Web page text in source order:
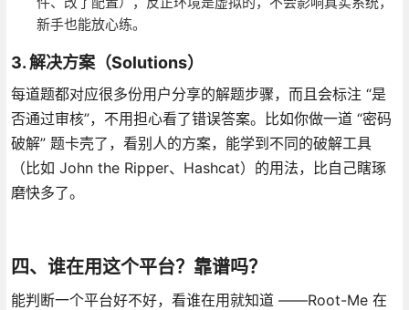
新手也能放心练。
3. 解决方案（Solutions）
每道题都对应很多份用户分享的解题步骤，而且会标注 “是
否通过审核”，不用担心看了错误答案。比如你做一道 “密码
破解” 题卡壳了，看别人的方案，能学到不同的破解工具
（比如 John the Ripper、Hashcat）的用法，比自己瞎琢
磨快多了。
四、谁在用这个平台？靠谱吗？
能判断一个平台好不好，看谁在用就知道 ——Root-Me 在